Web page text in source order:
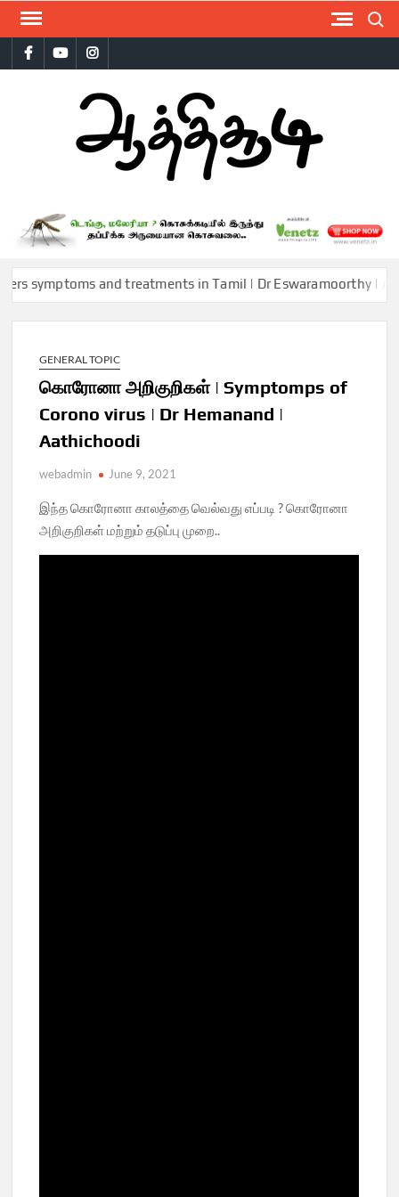
Skip
contentFacebookYoutubeInstagram
and treatments in Tamil | Dr Eswaramoorthy |
GENERAL TOPIC
கொரோனா அறிகுறிகள் | Symptomps of
Corono virus | Dr Hemanand |
Aathichoodi
webadmin June 9, 2021
இந்த கொரோனா காலத்தை வெல்வது எப்படி ? கொரோனா
அறிகுறிகள் மற்றும் தடுப்பு முறை..